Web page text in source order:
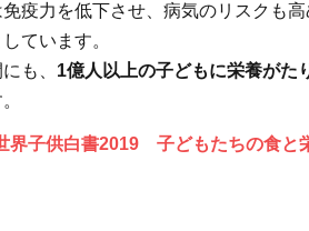
疫力を低下させ、病気のリスクも
ています。
も、 1億人以上の子どもに栄養がた
子供白書2019 子どもたちの食と